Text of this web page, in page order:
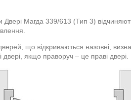
Магда 339/613 (Тип 3)
що відкриваються назовні,
двері, якщо праворуч – це праві двері.